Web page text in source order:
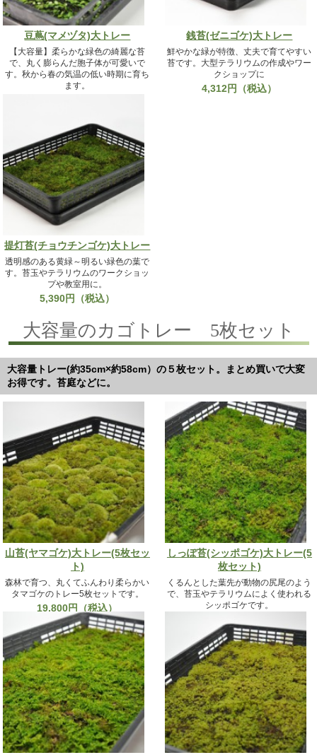
豆蔦(マメヅタ)大トレー
【大容量】柔らかな緑色の綺麗な苔
で、丸く膨らんだ胞子体が可愛いで
す。秋から春の気温の低い時期に育ち
ます。
銭苔(ゼニゴケ)大トレー
鮮やかな緑が特徴、丈夫で育てやすい
苔です。大型テラリウムの作成やワー
クショップに
4,312円（税込）
提灯苔(チョウチンゴケ)大トレー
透明感のある黄緑～明るい緑色の葉で
す。苔玉やテラリウムのワークショッ
プや教室用に。
5,390円（税込）
大容量のカゴトレー 5枚セット
大容量トレー(約35cm×約58cm）の５枚セット。まとめ買いで大変
お得です。苔庭などに。
山苔(ヤマゴケ)大トレー(5枚セッ
ト)
森林で育つ、丸くてふんわり柔らかい
タマゴケのトレー5枚セットです。
19,800円（税込）
しっぽ苔(シッポゴケ)大トレー(5
枚セット)
くるんとした葉先が動物の尻尾のよう
で、苔玉やテラリウムによく使われる
シッポゴケです。